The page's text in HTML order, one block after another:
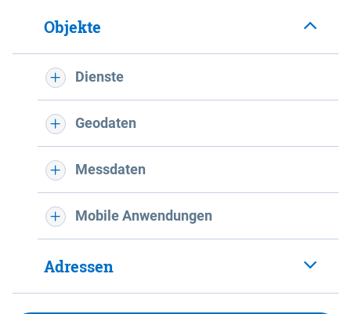
Objekte
Dienste
Geodaten
Messdaten
Mobile Anwendungen
Adressen